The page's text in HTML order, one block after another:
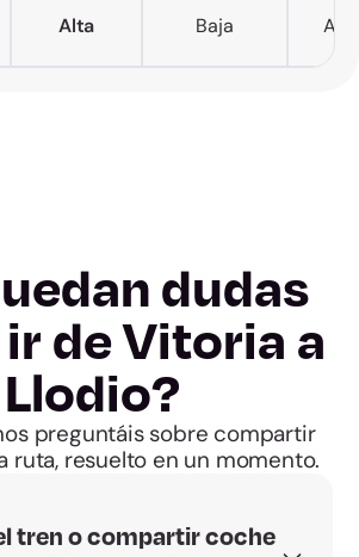
Alta Baja Alta
dudas
de Vitoria a
Llodio?
preguntáis sobre compartir
ruta, resuelto en un momento.
tren o compartir coche